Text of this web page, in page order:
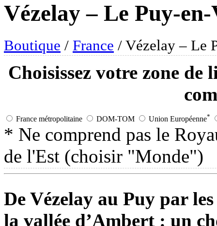
Vézelay – Le Puy-
Boutique / France / Vézelay – Le
Choisissez votre zone
France métropolitaine DOM-TOM Union Européenne*
* Ne comprend pas le
de l'Est (choisir "Monde")
De Vézelay au Puy par
la vallée d’Ambert : un